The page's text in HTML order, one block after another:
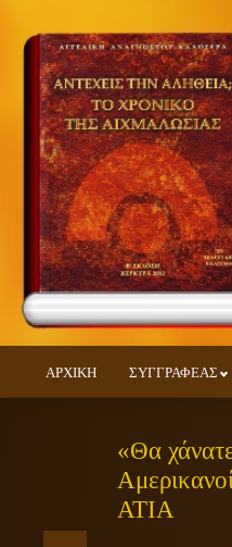
ΑΡΧΙΚΗ ΣΥΓΓΡΑΦΕΑΣ
«Θα
ΑΤΙΑ